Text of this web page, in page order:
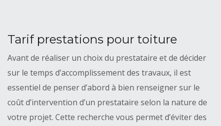
Tarif prestations pour toiture
Avant de réaliser un choix du prestataire et de décider
sur le temps d’accomplissement des travaux, il est
essentiel de penser d’abord à bien renseigner sur le
coût d’intervention d’un prestataire selon la nature de
votre projet. Cette recherche vous permet d’éviter des